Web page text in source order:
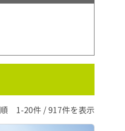
1-20件 / 917件を表示